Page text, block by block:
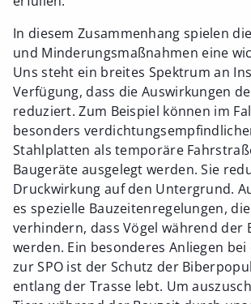
In diesem Zusammenhang spielen
und Minderungsmaßnahmen eine
Uns steht ein breites Spektrum an
Verfügung, dass die Auswirkungen
reduziert. Zum Beispiel können im
besonders
Stahlplatten als temporäre
Baugeräte ausgelegt werden. Sie
Druckwirkung auf den Untergrund.
es spezielle Bauzeitenregelungen,
verhindern, dass Vögel während der
werden. Ein besonderes Anliegen
zur SPO ist der Schutz der
entlang der Trasse lebt. Um